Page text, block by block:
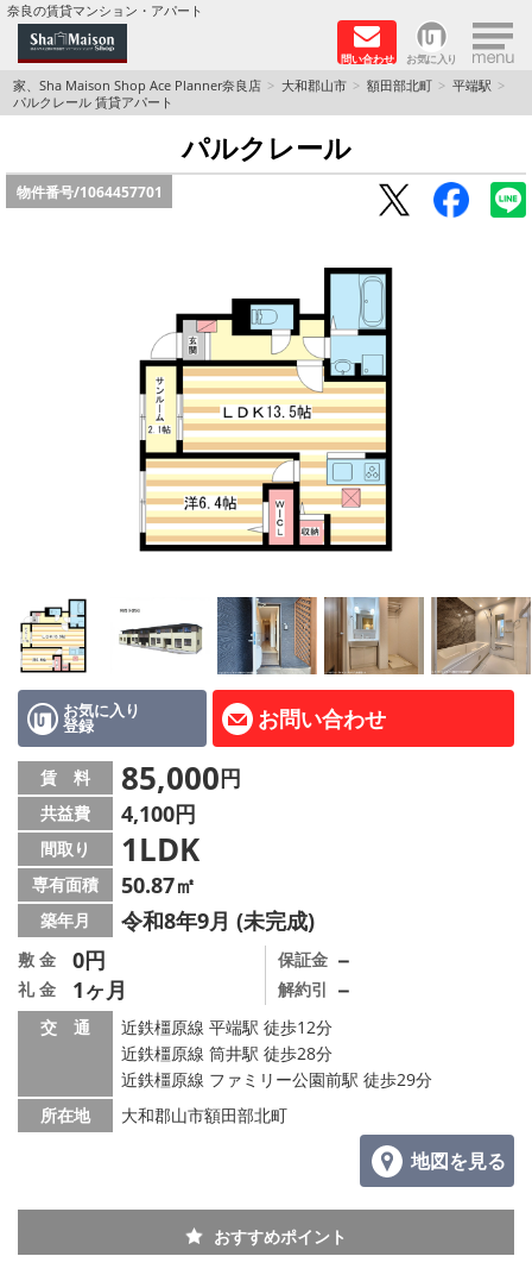
奈良の賃貸マンション・アパート
問い合わせ お気に入り ×
TOPページ
Foreigners welcome！
店長のおすすめ物件
積水ハウス Sha Maison 特集 (奈良北部、木津川
積水ハウス Sha Maison 特集 (奈良南部)
路線·駅から探す
AcePlanner公式ライン
SNS
スタッフ紹介
リフォーム のことなら！
オーナー様へ
住宅型有料老人 Ｆｌｅｕｒａｇｅ
店舗情報·アクセス
会社概要
メールでお問い合わせ
家、Sha Maison Shop Ace Planner奈良店 大和郡山市 額田部北町
平端駅
パルクレール 賃貸アパート
パルクレール
物件番号/1064457701
お気に入り
登録 お問い合わせ
賃 料 85,000円
共益費 4,100円
間取り 1LDK
専有面積 50.87㎡
築年月 令和8年9月 (未完成)
敷 金 0円
礼 金 1ヶ月
保証金 －
解約引 －
交 通
近鉄橿原線 平端駅 徒歩12分
近鉄橿原線 筒井駅 徒歩28分
近鉄橿原線 ファミリー公園前駅 徒歩29分
所在地
大和郡山市額田部北町
地図を見る
おすすめポイント